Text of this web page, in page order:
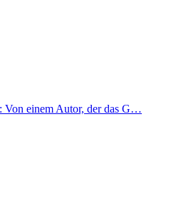
Von einem Autor, der das G…